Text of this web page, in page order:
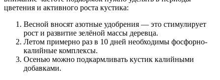
цветения и активного роста кустика:
Весной вносят азотные удобрения — это стимулирует
рост и развитие зелёной массы деревца.
Летом примерно раз в 10 дней необходимы фосфорно-
калийные комплексы.
Осенью можно подкармливать кустик калийными
добавками.